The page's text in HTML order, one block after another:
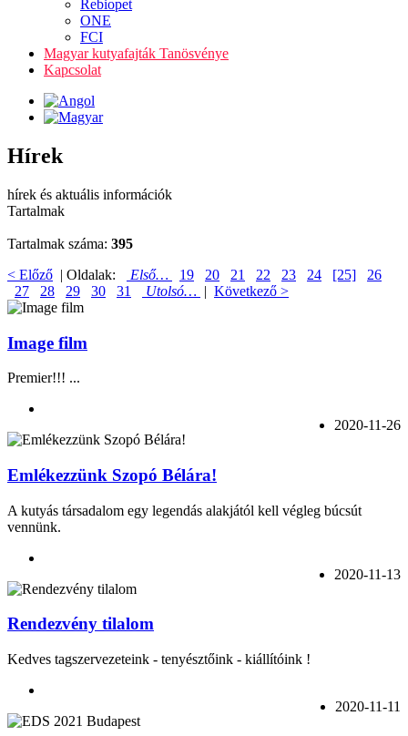
Rebiopet
ONE
FCI
Magyar kutyafajták Tanösvénye
Kapcsolat
Hírek
hírek és aktuális információk
Tartalmak
Tartalmak száma: 395
< Előző | Oldalak: Első… 19 20 21 22 23 24 [25]
26
27
28 29 30 31 Utolsó… | Következő >
Image film
Premier!!! ...
2020-11-26
Emlékezzünk Szopó Bélára!
A kutyás társadalom egy legendás alakjától kell végleg búcsút
vennünk.
2020-11-13
Rendezvény tilalom
Kedves tagszervezeteink - tenyésztőink - kiállítóink !
2020-11-11